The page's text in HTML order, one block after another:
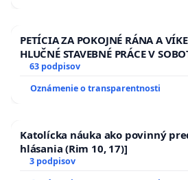
PETÍCIA ZA POKOJNÉ RÁNA A
HLUČNÉ STAVEBNÉ PRÁCE V
13.00 HOD., CEZ PRACOVNÝ
ĎUMBIERSKEJ/MAGU
63 podpisov
Oznámenie o transparentnosti
Katolícka náuka ako povinný
hlásania (Rim 10, 17)]
3 podpisov